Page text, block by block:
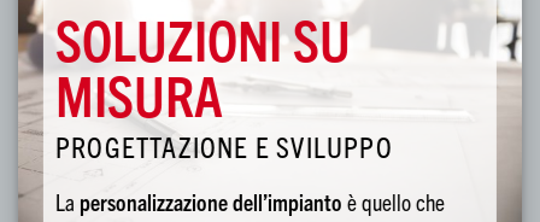
SOLUZIONI SU
MISURA
PROGETTAZIONE E SVILUPPO
La personalizzazione dell’impianto è quello che